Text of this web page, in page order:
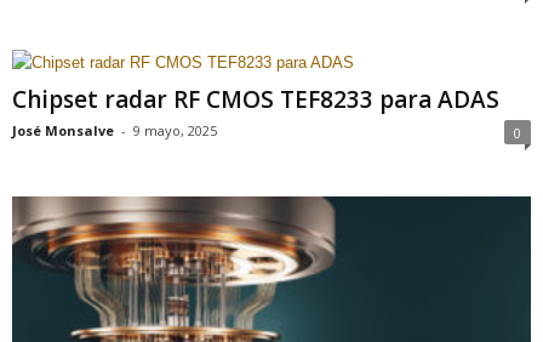
Chipset radar RF CMOS TEF8233 para ADAS
José Monsalve - 9 mayo, 2025 0